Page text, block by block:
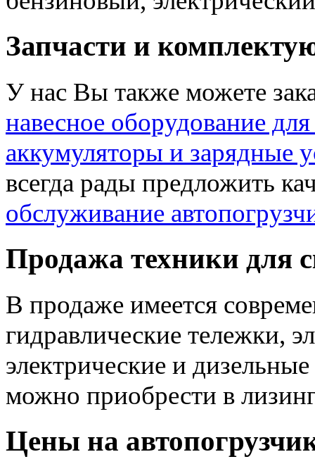
Запчасти и
У нас Вы также можете
навесное оборудование
аккумуляторы и зарядные
всегда рады предложить
обслуживание
Продажа техники для
В продаже имеется
гидравлические тележки,
электрические и
можно приобрести в
Цены на